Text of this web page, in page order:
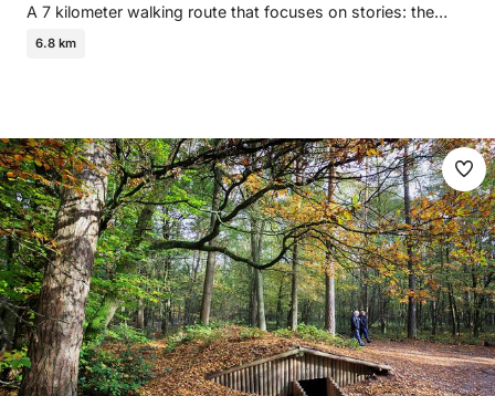
A 7 kilometer walking route that focuses on stories: the…
6.8 km